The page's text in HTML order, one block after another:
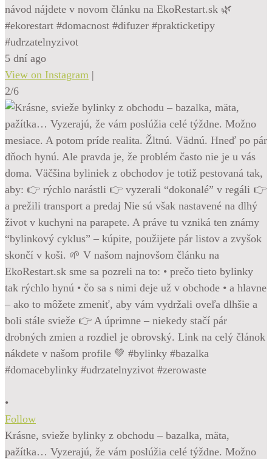
návod nájdete v novom článku na EkoRestart.sk 🌿
#ekorestart #domacnost #difuzer #prakticketipy
#udrzatelnyzivot
5 dní ago
View on Instagram |
2/6
•
Follow
Krásne, svieže bylinky z obchodu – bazalka, mäta,
pažítka… Vyzerajú, že vám poslúžia celé týždne. Možno